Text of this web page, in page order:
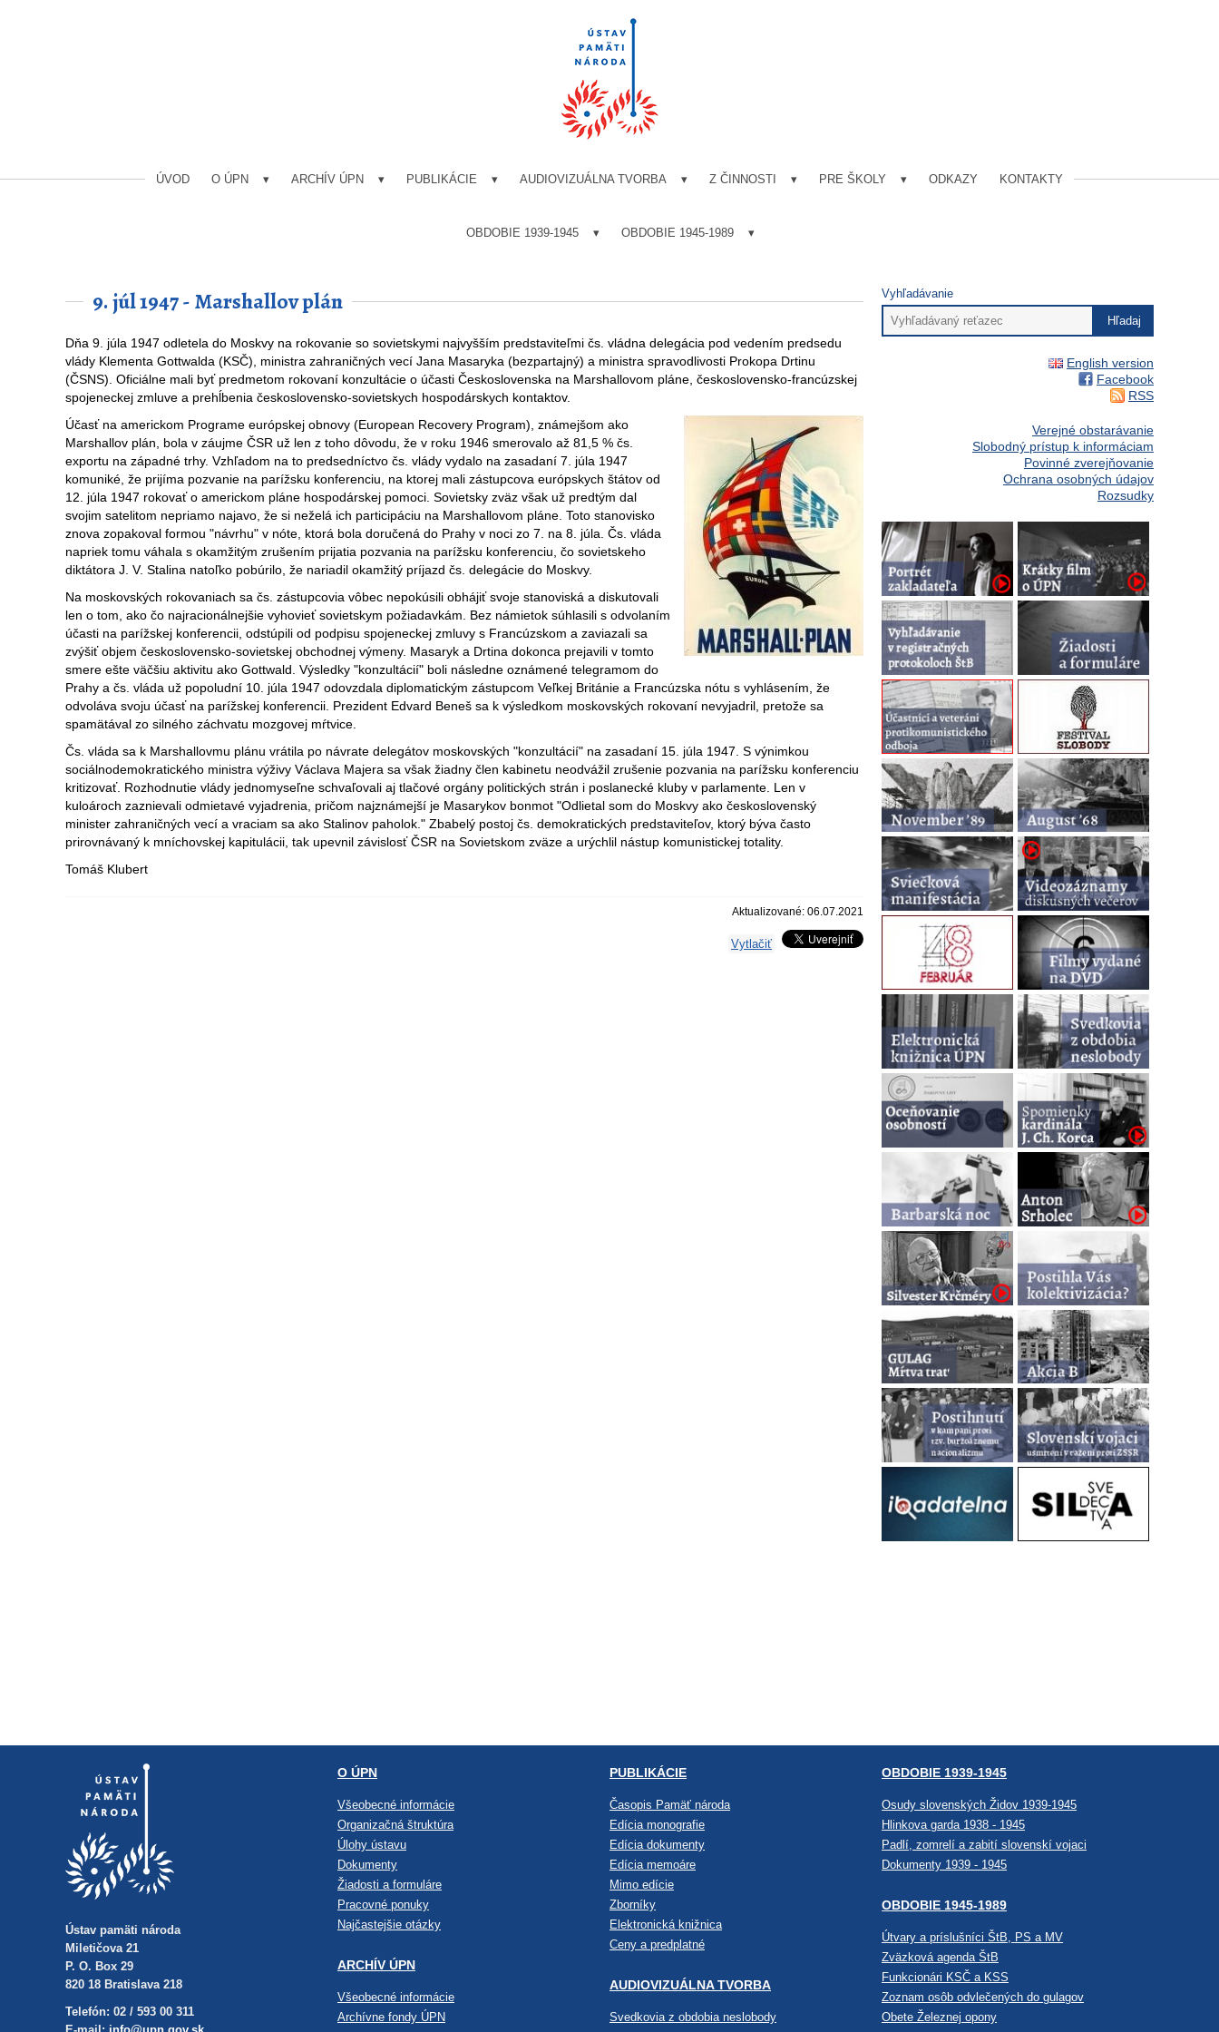
ÚVOD O ÚPN ARCHÍV ÚPN PUBLIKÁCIE AUDIOVIZUÁLNA TVORBA Z ČINNOSTI PRE ŠKOLY ODKAZY KONTAKTY
OBDOBIE 1939-1945 OBDOBIE 1945-1989
9. júl 1947 - Marshallov plán
Dňa 9. júla 1947 odletela do Moskvy na rokovanie so sovietskymi najvyšším predstaviteľmi čs. vládna delegácia pod vedením predsedu
vlády Klementa Gottwalda (KSČ), ministra zahraničných vecí Jana Masaryka (bezpartajný) a ministra spravodlivosti Prokopa Drtinu
(ČSNS). Oficiálne mali byť predmetom rokovaní konzultácie o účasti Československa na Marshallovom pláne, československo-francúzskej
spojeneckej zmluve a prehĺbenia československo-sovietskych hospodárskych kontaktov.
Účasť na americkom Programe európskej obnovy (European Recovery Program), známejšom ako
Marshallov plán, bola v záujme ČSR už len z toho dôvodu, že v roku 1946 smerovalo až 81,5 % čs.
exportu na západné trhy. Vzhľadom na to predsedníctvo čs. vlády vydalo na zasadaní 7. júla 1947
komuniké, že prijíma pozvanie na parížsku konferenciu, na ktorej mali zástupcova európskych štátov od
12. júla 1947 rokovať o americkom pláne hospodárskej pomoci. Sovietsky zväz však už predtým dal
svojim satelitom nepriamo najavo, že si neželá ich participáciu na Marshallovom pláne. Toto stanovisko
znova zopakoval formou "návrhu" v nóte, ktorá bola doručená do Prahy v noci zo 7. na 8. júla. Čs. vláda
napriek tomu váhala s okamžitým zrušením prijatia pozvania na parížsku konferenciu, čo sovietskeho
diktátora J. V. Stalina natoľko pobúrilo, že nariadil okamžitý príjazd čs. delegácie do Moskvy.
Na moskovských rokovaniach sa čs. zástupcovia vôbec nepokúsili obhájiť svoje stanoviská a diskutovali
len o tom, ako čo najracionálnejšie vyhovieť sovietskym požiadavkám. Bez námietok súhlasili s odvolaním
účasti na parížskej konferencii, odstúpili od podpisu spojeneckej zmluvy s Francúzskom a zaviazali sa
zvýšiť objem československo-sovietskej obchodnej výmeny. Masaryk a Drtina dokonca prejavili v tomto
smere ešte väčšiu aktivitu ako Gottwald. Výsledky "konzultácií" boli následne oznámené telegramom do
Prahy a čs. vláda už popoludní 10. júla 1947 odovzdala diplomatickým zástupcom Veľkej Británie a Francúzska nótu s vyhlásením, že
odvoláva svoju účasť na parížskej konferencii. Prezident Edvard Beneš sa k výsledkom moskovských rokovaní nevyjadril, pretože sa
spamätával zo silného záchvatu mozgovej mŕtvice.
Čs. vláda sa k Marshallovmu plánu vrátila po návrate delegátov moskovských "konzultácií" na zasadaní 15. júla 1947. S výnimkou
sociálnodemokratického ministra výživy Václava Majera sa však žiadny člen kabinetu neodvážil zrušenie pozvania na parížsku konferenciu
kritizovať. Rozhodnutie vlády jednomyseľne schvaľovali aj tlačové orgány politických strán i poslanecké kluby v parlamente. Len v
kuloároch zaznievali odmietavé vyjadrenia, pričom najznámejší je Masarykov bonmot "Odlietal som do Moskvy ako československý
minister zahraničných vecí a vraciam sa ako Stalinov paholok." Zbabelý postoj čs. demokratických predstaviteľov, ktorý býva často
prirovnávaný k mníchovskej kapitulácii, tak upevnil závislosť ČSR na Sovietskom zväze a urýchlil nástup komunistickej totality.
Tomáš Klubert
Aktualizované: 06.07.2021
Vytlačiť
Vyhľadávanie
English version
Facebook
RSS
Verejné obstarávanie
Slobodný prístup k informáciam
Povinné zverejňovanie
Ochrana osobných údajov
Rozsudky
Ústav pamäti národa
Miletičova 21
P. O. Box 29
820 18 Bratislava 218
Telefón: 02 / 593 00 311
O ÚPN
Všeobecné informácie
Organizačná štruktúra
Úlohy ústavu
Dokumenty
Žiadosti a formuláre
Pracovné ponuky
Najčastejšie otázky
ARCHÍV ÚPN
Všeobecné informácie
Archívne fondy ÚPN
PUBLIKÁCIE
Časopis Pamäť národa
Edícia monografie
Edícia dokumenty
Edícia memoáre
Mimo edície
Zborníky
Elektronická knižnica
Ceny a predplatné
AUDIOVIZUÁLNA TVORBA
Svedkovia z obdobia neslobody
OBDOBIE 1939-1945
Osudy slovenských Židov 1939-1945
Hlinkova garda 1938 - 1945
Padlí, zomrelí a zabití slovenskí vojaci
Dokumenty 1939 - 1945
OBDOBIE 1945-1989
Útvary a príslušníci ŠtB, PS a MV
Zväzková agenda ŠtB
Funkcionári KSČ a KSS
Zoznam osôb odvlečených do gulagov
Obete Železnej opony